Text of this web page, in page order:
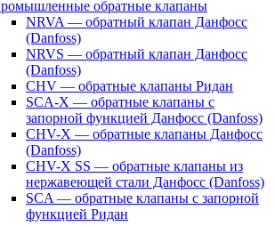
обратные клапаны
NRVA — обратный клапан Данфосс
(Danfoss)
NRVS — обратный клапан Данфосс
(Danfoss)
CHV — обратные клапаны Ридан
SCA-X — обратные клапаны с
запорной функцией Данфосс (Danfoss)
CHV-X — обратные клапаны Данфосс
(Danfoss)
CHV-X SS — обратные клапаны из
нержавеющей стали Данфосс (Danfoss)
SCA — обратные клапаны с запорной
функцией Ридан